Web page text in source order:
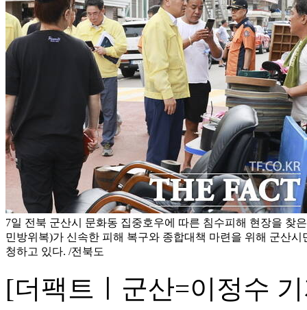
7일 전북 군산시 문화동 집중호우에 따른 침수피해 현장을 찾
민방위복)가 신속한 피해 복구와 종합대책 마련을 위해 군산
청하고 있다. /전북도
[더팩트ㅣ군산=이정수